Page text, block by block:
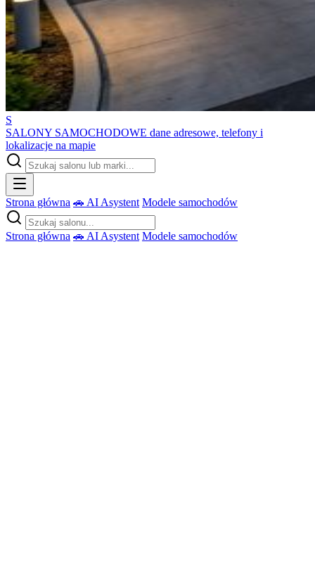
S
SALONY SAMOCHODOWE dane adresowe, telefony i
lokalizacje na mapie
Strona główna 🚗 AI Asystent Modele samochodów
Strona główna 🚗 AI Asystent Modele samochodów